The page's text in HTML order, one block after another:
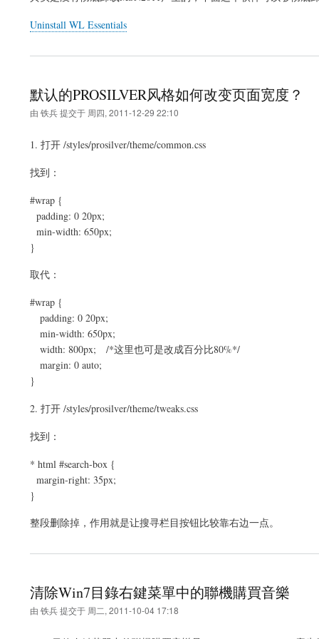
Uninstall WL Essentials
默认的PROSILVER风格如何改变页面宽度？
由 铁兵提交于 周四, 2011-12-29 22:10
1. 打开 /styles/prosilver/theme/common.css
找到：
#wrap {
padding: 0 20px;
min-width: 650px;
}
取代：
#wrap {
padding: 0 20px;
min-width: 650px;
width: 800px; /*这里也可是改成百分比80%*/
margin: 0 auto;
}
2. 打开 /styles/prosilver/theme/tweaks.css
找到：
* html #search-box {
margin-right: 35px;
}
整段删除掉，作用就是让搜寻栏目按钮比较靠右边一点。
清除Win7目錄右鍵菜單中的聯機購買音樂
由 铁兵提交于 周二, 2011-10-04 17:18